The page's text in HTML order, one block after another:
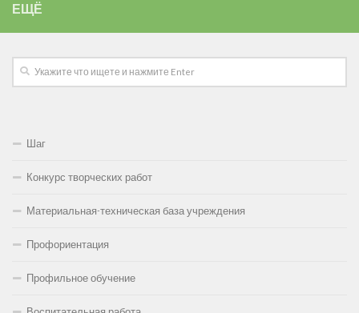
ЕЩЁ
Шаг
Конкурс творческих работ
Материальная-техническая база учреждения
Профориентация
Профильное обучение